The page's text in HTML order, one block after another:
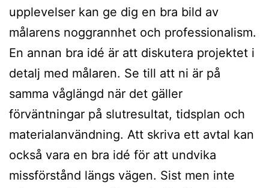
upplevelser kan ge dig en bra bild av
målarens noggrannhet och professionalism.
En annan bra idé är att diskutera projektet i
detalj med målaren. Se till att ni är på
samma våglängd när det gäller
förväntningar på slutresultat, tidsplan och
materialanvändning. Att skriva ett avtal kan
också vara en bra idé för att undvika
missförstånd längs vägen. Sist men inte